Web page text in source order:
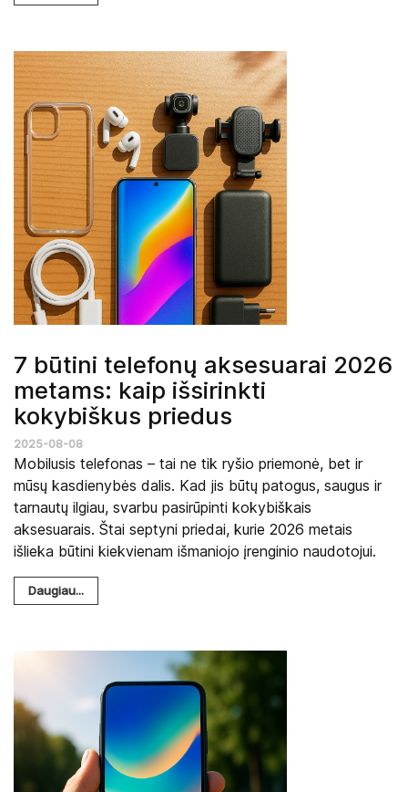
7 būtini telefonų aksesuarai 2026
metams: kaip išsirinkti
kokybiškus priedus
2025-08-08
Mobilusis telefonas – tai ne tik ryšio priemonė, bet ir
mūsų kasdienybės dalis. Kad jis būtų patogus, saugus ir
tarnautų ilgiau, svarbu pasirūpinti kokybiškais
aksesuarais. Štai septyni priedai, kurie 2026 metais
išlieka būtini kiekvienam išmaniojo įrenginio naudotojui.
Daugiau...